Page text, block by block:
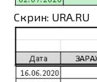
Скрин: URA.RU